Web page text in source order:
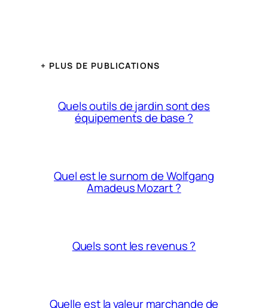
+ PLUS DE PUBLICATIONS
Quels outils de jardin sont des
équipements de base ?
Quel est le surnom de Wolfgang
Amadeus Mozart ?
Quels sont les revenus ?
Quelle est la valeur marchande de